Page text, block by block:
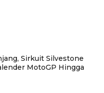
Sirkuit Silvestone
MotoGP Hingga